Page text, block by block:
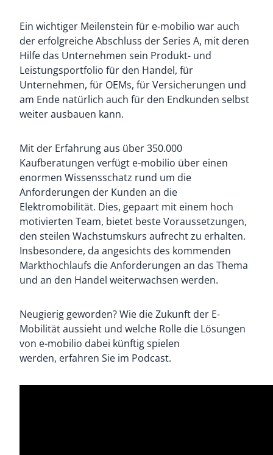
Ein wichtiger Meilenstein für e-mobilio war auch
der erfolgreiche Abschluss der Series A, mit deren
Hilfe das Unternehmen sein Produkt- und
Leistungsportfolio für den Handel, für
Unternehmen, für OEMs, für Versicherungen und
am Ende natürlich auch für den Endkunden selbst
weiter ausbauen kann.
Mit der Erfahrung aus über 350.000
Kaufberatungen verfügt e-mobilio über einen
enormen Wissensschatz rund um die
Anforderungen der Kunden an die
Elektromobilität. Dies, gepaart mit einem hoch
motivierten Team, bietet beste Voraussetzungen,
den steilen Wachstumskurs aufrecht zu erhalten.
Insbesondere, da angesichts des kommenden
Markthochlaufs die Anforderungen an das Thema
und an den Handel weiterwachsen werden.
Neugierig geworden? Wie die Zukunft der E-
Mobilität aussieht und welche Rolle die Lösungen
von e-mobilio dabei künftig spielen
werden, erfahren Sie im Podcast.